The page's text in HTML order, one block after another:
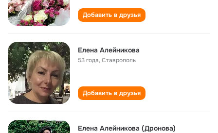
Добавить в друзья
Елена Алейникова
53 года,Ставрополь
Добавить в друзья
Елена Алейникова (Дронова)